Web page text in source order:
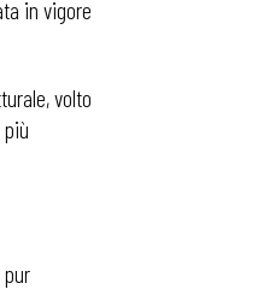
in vigore
volto